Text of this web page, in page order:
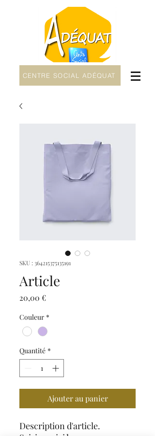
CENTRE SOCIAL ADÉQUAT
SKU : 364215375135191
Article
20,00 €Prix
Couleur *
Quantité *
Ajouter au panier
Description d'article.